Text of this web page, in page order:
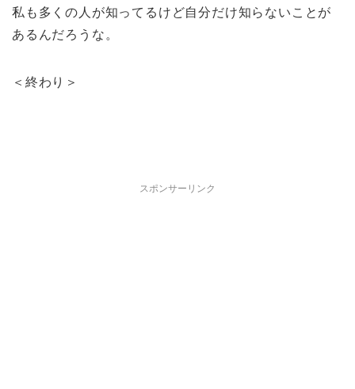
私も多くの人が知ってるけど自分だけ知らないことが
あるんだろうな。
＜終わり＞
スポンサーリンク